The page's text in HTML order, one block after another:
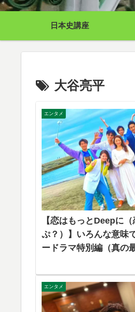
日本史講座
大谷亮平
エンタメ
【恋はもっとDeepに
ぷ？）】いろんな意味
ードラマ特別編（真の
原さとみが幸せならそ
ットのネタバレ考察感
エンタメ